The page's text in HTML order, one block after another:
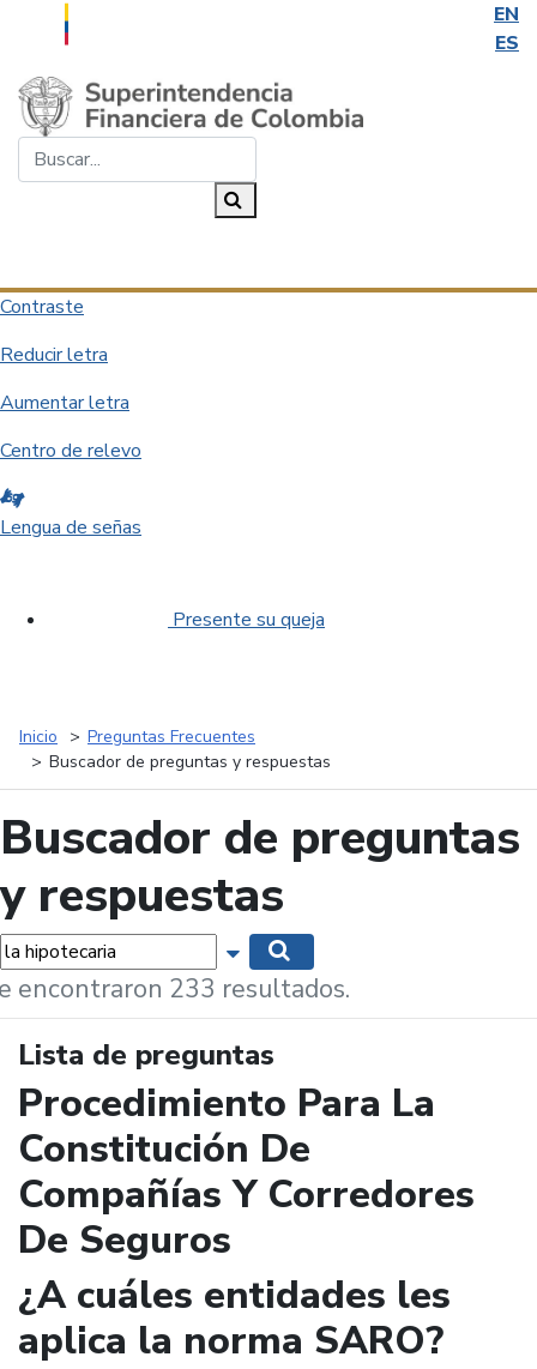
EN
ES
Saltar al contenido principal
Contraste
Reducir letra
Aumentar letra
Centro de relevo
Lengua de señas
Presente su queja
Inicio
Preguntas Frecuentes
Buscador de preguntas y respuestas
Buscador de preguntas
y respuestas
Mostrar opciones de búsqueda
encontraron 233 resultados.
Lista de preguntas
Procedimiento Para La
Constitución De
Compañías Y Corredores
De Seguros
¿A cuáles entidades les
aplica la norma SARO?